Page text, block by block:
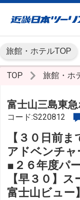
旅館・ホテルTOP
TOP 旅館・ホ
富士山三島東
コード:S220812
【３０日前
アドベンチ
■２６年度パ
【早３０】
富士山ビュー】